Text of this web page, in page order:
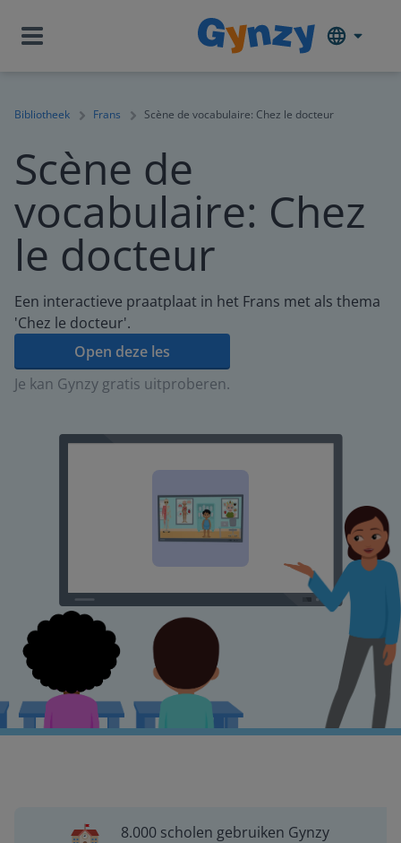
Bibliotheek Frans Scène de vocabulaire: Chez le docteur
Scène de
vocabulaire: Chez
le docteur
Een interactieve praatplaat in het Frans met als thema
'Chez le docteur'.
Open deze les
Je kan Gynzy gratis uitproberen.
8.000 scholen gebruiken Gynzy